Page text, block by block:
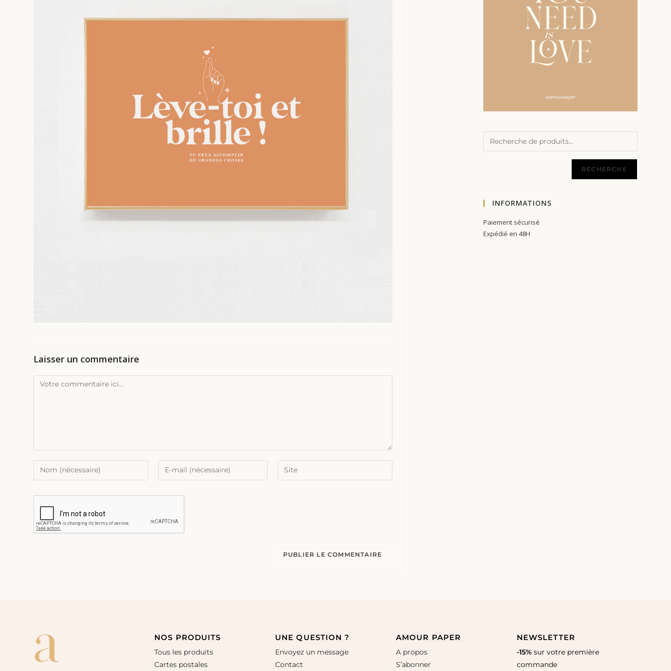
Laisser un commentaire
RECHERCHE
INFORMATIONS
Paiement sécurisé
Expédié en 48H
NOS PRODUITS
Tous les produits
Cartes postales
UNE QUESTION ?
Envoyez un message
Contact
AMOUR PAPER
A propos
S’abonner
NEWSLETTER
-15%sur votre première
commande